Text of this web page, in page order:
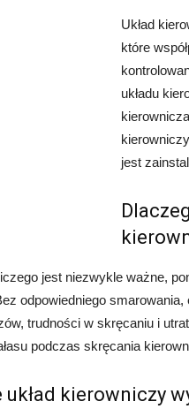
Układ
które
układu
jest
jest niezwykle ważne,
odpowiedniego
trudności w skręcaniu i
podczas skręcania
układ kierowniczy